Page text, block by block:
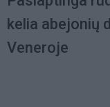
kelia abejonių
Veneroje